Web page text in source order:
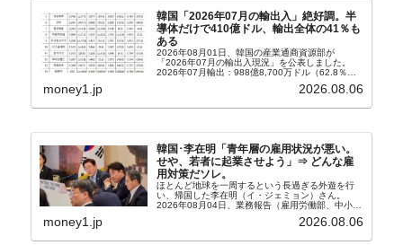
韓国「2026年07月の輸出入」絶好調。半
導体だけで410億ドル、輸出全体の41％も
ある
2026年08月01日、韓国の産業通商資源部が
「2026年07月の輸出入現況」を公表しました。
2026年07月輸出：988億8,700万ドル（62.8％）
money1.jp 2026.08.06
韓国･李在明「青年層の雇用状況が悪い。
せや、若者に起業させよう」⇒ どんな雇
用対策だソレ。
ほとんど地球を一周するという長過ぎる外遊を行
い、帰国した李在明（イ・ジェミョン）さん。
2026年08月04日、業務報告（雇用労働部、中小ベ
上、韓国大統領に成りおおせた李在明（イ・ジェミ
money1.jp 2026.08.06